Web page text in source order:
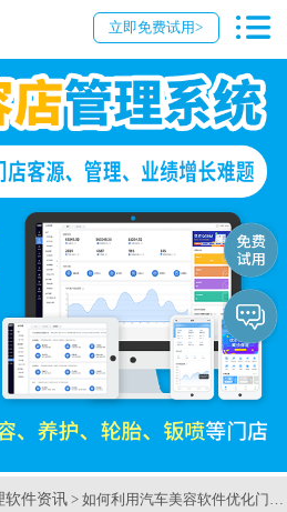
立即免费试用>
软件资讯 > 如何利用汽车美容软件优化门